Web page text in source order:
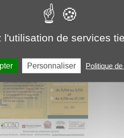
l'utilisation de services
Personnaliser Politique